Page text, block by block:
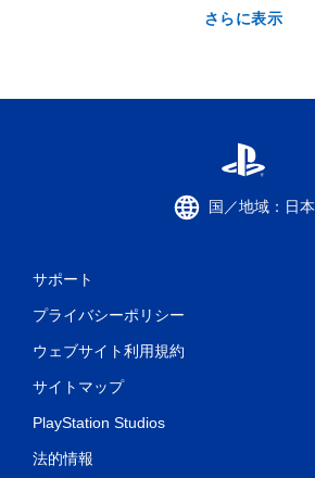
さらに表示
国／地域：日本
サポート
プライバシーポリシー
ウェブサイト利用規約
サイトマップ
PlayStation Studios
法的情報